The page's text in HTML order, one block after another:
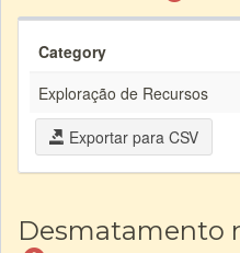
Category
Exploração de Recursos
Exportar para CSV
Desmatamento